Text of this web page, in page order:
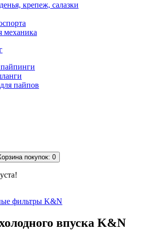
крепеж, салазки
механика
пайпов
покупок: 0
фильтры K&N
впуска K&N